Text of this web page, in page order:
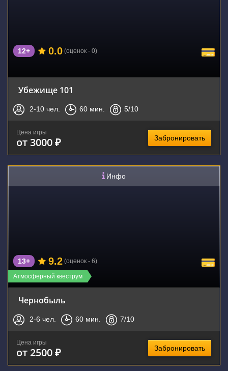
12+ 0.0 (оценок - 0)
Убежище 101
2-10 чел. 60 мин. 5/10
Цена игры
от 3000 ₽ Забронировать
Инфо
Атмосферный квеструм
13+ 9.2 (оценок - 6)
Чернобыль
2-6 чел. 60 мин. 7/10
Цена игры
от 2500 ₽ Забронировать